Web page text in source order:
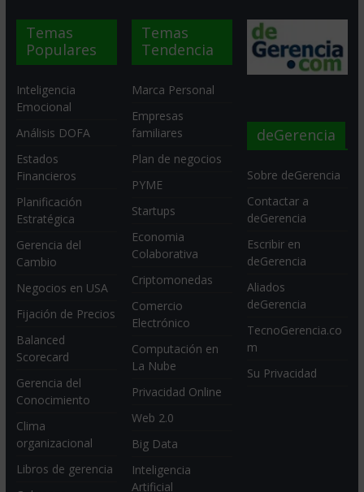
Temas
Populares
Inteligencia
Emocional
Análisis DOFA
Estados
Financieros
Planificación
Estratégica
Gerencia del
Cambio
Negocios en USA
Fijación de Precios
Balanced
Scorecard
Gerencia del
Conocimiento
Clima
organizacional
Libros de gerencia
Temas
Tendencia
Marca Personal
Empresas
familiares
Plan de negocios
PYME
Startups
Economia
Colaborativa
Criptomonedas
Comercio
Electrónico
Computación en
La Nube
Privacidad Online
Web 2.0
Big Data
Inteligencia
Artificial
deGerencia
Sobre deGerencia
Contactar a
deGerencia
Escribir en
deGerencia
Aliados
deGerencia
TecnoGerencia.co
m
Su Privacidad